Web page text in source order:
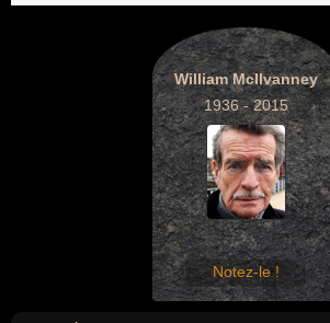
William McIlvanney
1936 - 2015
Notez-le !